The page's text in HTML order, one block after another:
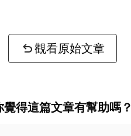
觀看原始文章
覺得這篇文章有幫助嗎？